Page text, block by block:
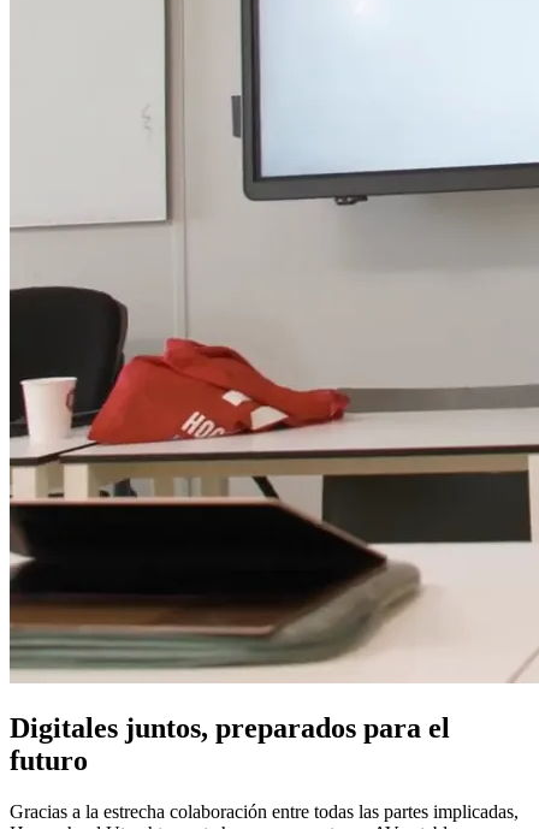
Digitales juntos, preparados para el
futuro
Gracias a la estrecha colaboración entre todas las partes implicadas,